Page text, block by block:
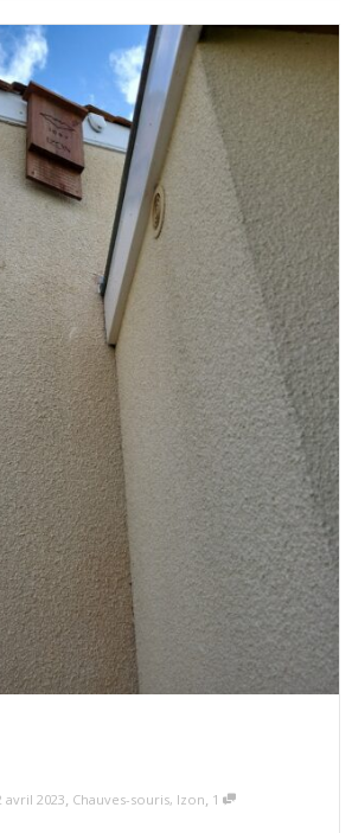
avril 2023, Chauves-souris, Izon, 1